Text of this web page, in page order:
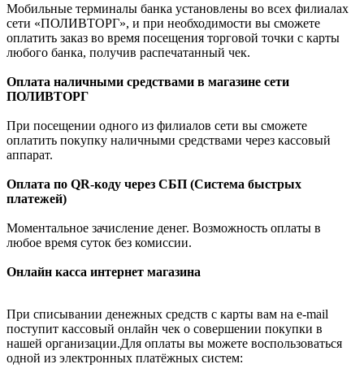
Мобильные терминалы банка установлены во всех филиалах
сети «ПОЛИВТОРГ», и при необходимости вы сможете
оплатить заказ во время посещения торговой точки с карты
любого банка, получив распечатанный чек.
Оплата наличными средствами в магазине сети
ПОЛИВТОРГ
При посещении одного из филиалов сети вы сможете
оплатить покупку наличными средствами через кассовый
аппарат.
Оплата по QR-коду через СБП (Система быстрых
платежей)
Моментальное зачисление денег. Возможность оплаты в
любое время суток без комиссии.
Онлайн касса интернет магазина
При списывании денежных средств с карты вам на e-mail
поступит кассовый онлайн чек о совершении покупки в
нашей организации.Для оплаты вы можете воспользоваться
одной из электронных платёжных систем: